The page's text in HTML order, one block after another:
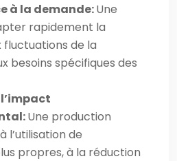
à la demande:Une
rapidement la
de la
besoins spécifiques des
Une production
l’utilisation de
propres, à la réduction